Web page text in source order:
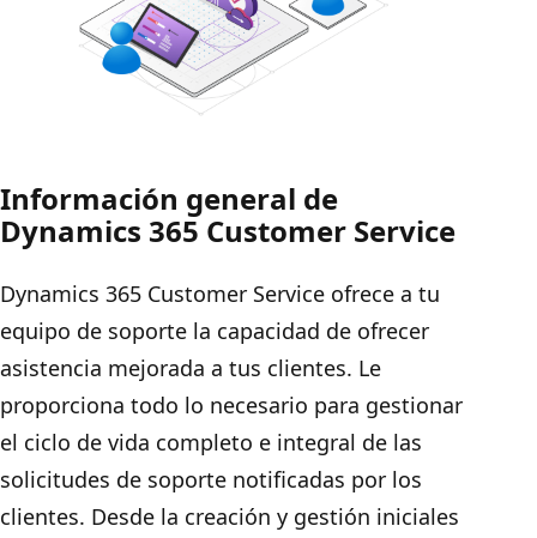
Información general de
Dynamics 365 Customer Service
Dynamics 365 Customer Service ofrece a tu
equipo de soporte la capacidad de ofrecer
asistencia mejorada a tus clientes. Le
proporciona todo lo necesario para gestionar
el ciclo de vida completo e integral de las
solicitudes de soporte notificadas por los
clientes. Desde la creación y gestión iniciales